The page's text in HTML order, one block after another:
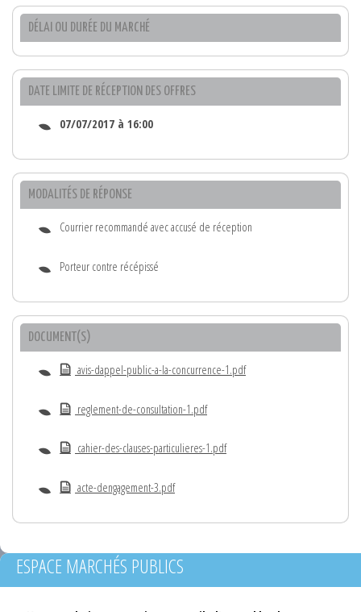
DÉLAI OU DURÉE DU MARCHÉ
DATE LIMITE DE RÉCEPTION DES OFFRES
07/07/2017 à 16:00
MODALITÉS DE RÉPONSE
Courrier recommandé avec accusé de réception
Porteur contre récépissé
DOCUMENT(S)
avis-dappel-public-a-la-concurrence-1.pdf
reglement-de-consultation-1.pdf
cahier-des-clauses-particulieres-1.pdf
acte-dengagement-3.pdf
ESPACE MARCHÉS PUBLICS